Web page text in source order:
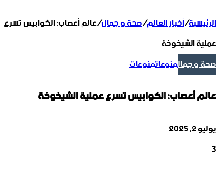
الرئيسية/أخبار العالم/صحة و جمال/عالم أعصاب: الكوابيس تسرع
عملية الشيخوخة
صحة و جمالمنوعاتمنوعات
عالم أعصاب: الكوابيس تسرع عملية الشيخوخة
يوليو 2, 2025
3